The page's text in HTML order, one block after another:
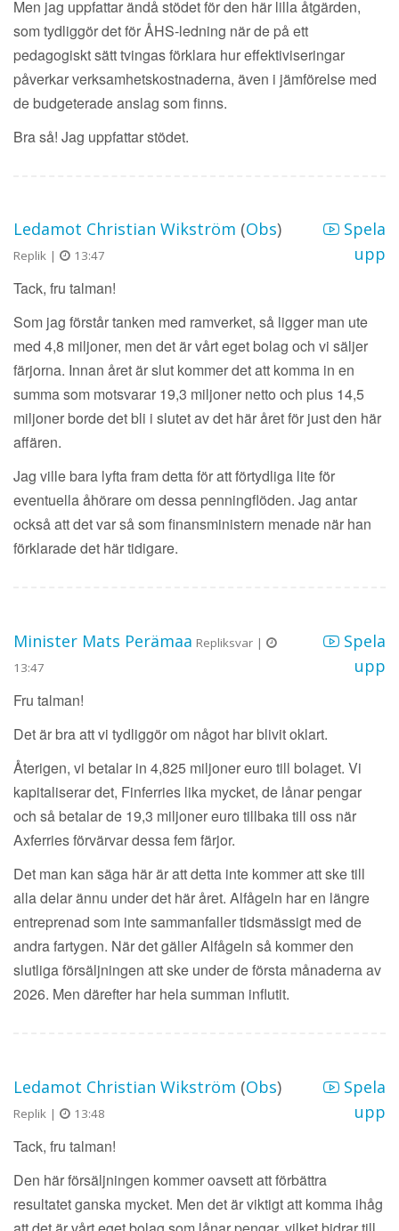
Men jag uppfattar ändå stödet för den här lilla åtgärden,
som tydliggör det för ÅHS-ledning när de på ett
pedagogiskt sätt tvingas förklara hur effektiviseringar
påverkar verksamhetskostnaderna, även i jämförelse med
de budgeterade anslag som finns.
Bra så! Jag uppfattar stödet.
Ledamot Christian Wikström (Obs)
Replik | 13:47
Spela
upp
Tack, fru talman!
Som jag förstår tanken med ramverket, så ligger man ute
med 4,8 miljoner, men det är vårt eget bolag och vi säljer
färjorna. Innan året är slut kommer det att komma in en
summa som motsvarar 19,3 miljoner netto och plus 14,5
miljoner borde det bli i slutet av det här året för just den här
affären.
Jag ville bara lyfta fram detta för att förtydliga lite för
eventuella åhörare om dessa penningflöden. Jag antar
också att det var så som finansministern menade när han
förklarade det här tidigare.
Minister Mats Perämaa Repliksvar |
13:47
Spela
upp
Fru talman!
Det är bra att vi tydliggör om något har blivit oklart.
Återigen, vi betalar in 4,825 miljoner euro till bolaget. Vi
kapitaliserar det, Finferries lika mycket, de lånar pengar
och så betalar de 19,3 miljoner euro tillbaka till oss när
Axferries förvärvar dessa fem färjor.
Det man kan säga här är att detta inte kommer att ske till
alla delar ännu under det här året. Alfågeln har en längre
entreprenad som inte sammanfaller tidsmässigt med de
andra fartygen. När det gäller Alfågeln så kommer den
slutliga försäljningen att ske under de första månaderna av
2026. Men därefter har hela summan influtit.
Ledamot Christian Wikström (Obs)
Replik | 13:48
Spela
upp
Tack, fru talman!
Den här försäljningen kommer oavsett att förbättra
resultatet ganska mycket. Men det är viktigt att komma ihåg